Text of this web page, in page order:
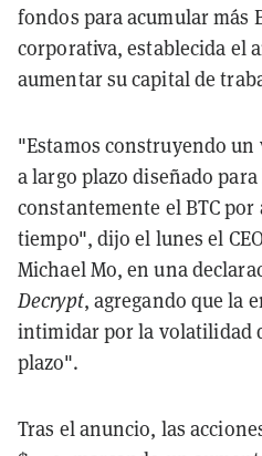
fondos para acumular más
corporativa, establecida el
aumentar su capital de
"Estamos construyendo
a largo plazo diseñado
constantemente el BTC
tiempo", dijo el lunes el
Michael Mo, en una
Decrypt, agregando que la
intimidar por la volatilidad
plazo".
Tras el anuncio, las